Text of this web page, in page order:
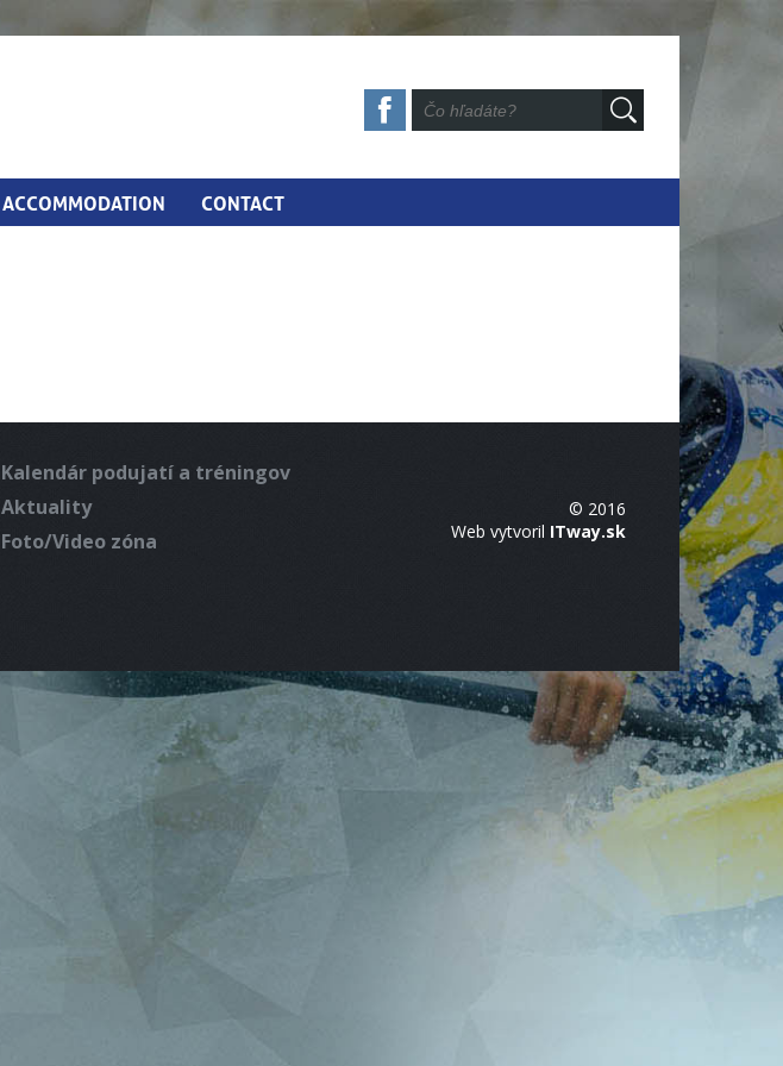
ACCOMMODATION CONTACT
Kalendár podujatí a tréningov
Aktuality
Foto/Video zóna
© 2016
Web vytvoril ITway.sk